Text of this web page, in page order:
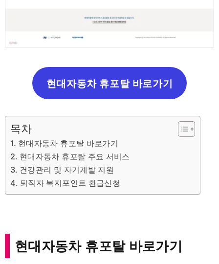
현대자동차 휴포탈 바로가기
목차
현대자동차 휴포탈 바로가기
현대자동차 휴포탈 주요 서비스
건강관리 및 자기계발 지원
퇴직자 복지포인트 환급신청
현대자동차 휴포탈 바로가기